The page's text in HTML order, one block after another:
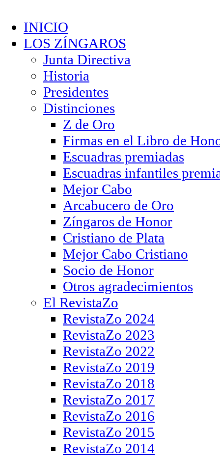
INICIO
LOS ZÍNGAROS
Junta Directiva
Historia
Presidentes
Distinciones
Z de Oro
Firmas en el Libro de
Escuadras premiadas
Escuadras infantiles
Mejor Cabo
Arcabucero de Oro
Zíngaros de Honor
Cristiano de Plata
Mejor Cabo Cristiano
Socio de Honor
Otros agradecimientos
El RevistaZo
RevistaZo 2024
RevistaZo 2023
RevistaZo 2022
RevistaZo 2019
RevistaZo 2018
RevistaZo 2017
RevistaZo 2016
RevistaZo 2015
RevistaZo 2014